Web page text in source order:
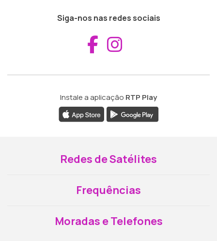
Siga-nos nas redes sociais
Aceder ao
Instale a aplicação RTP Play
Redes de Satélites
Frequências
Moradas e Telefones